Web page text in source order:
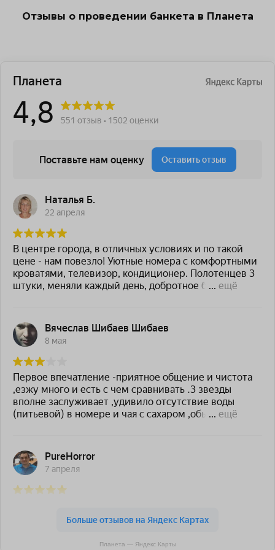
Отзывы о проведении банкета в Планета
Планета — Яндекс Карты